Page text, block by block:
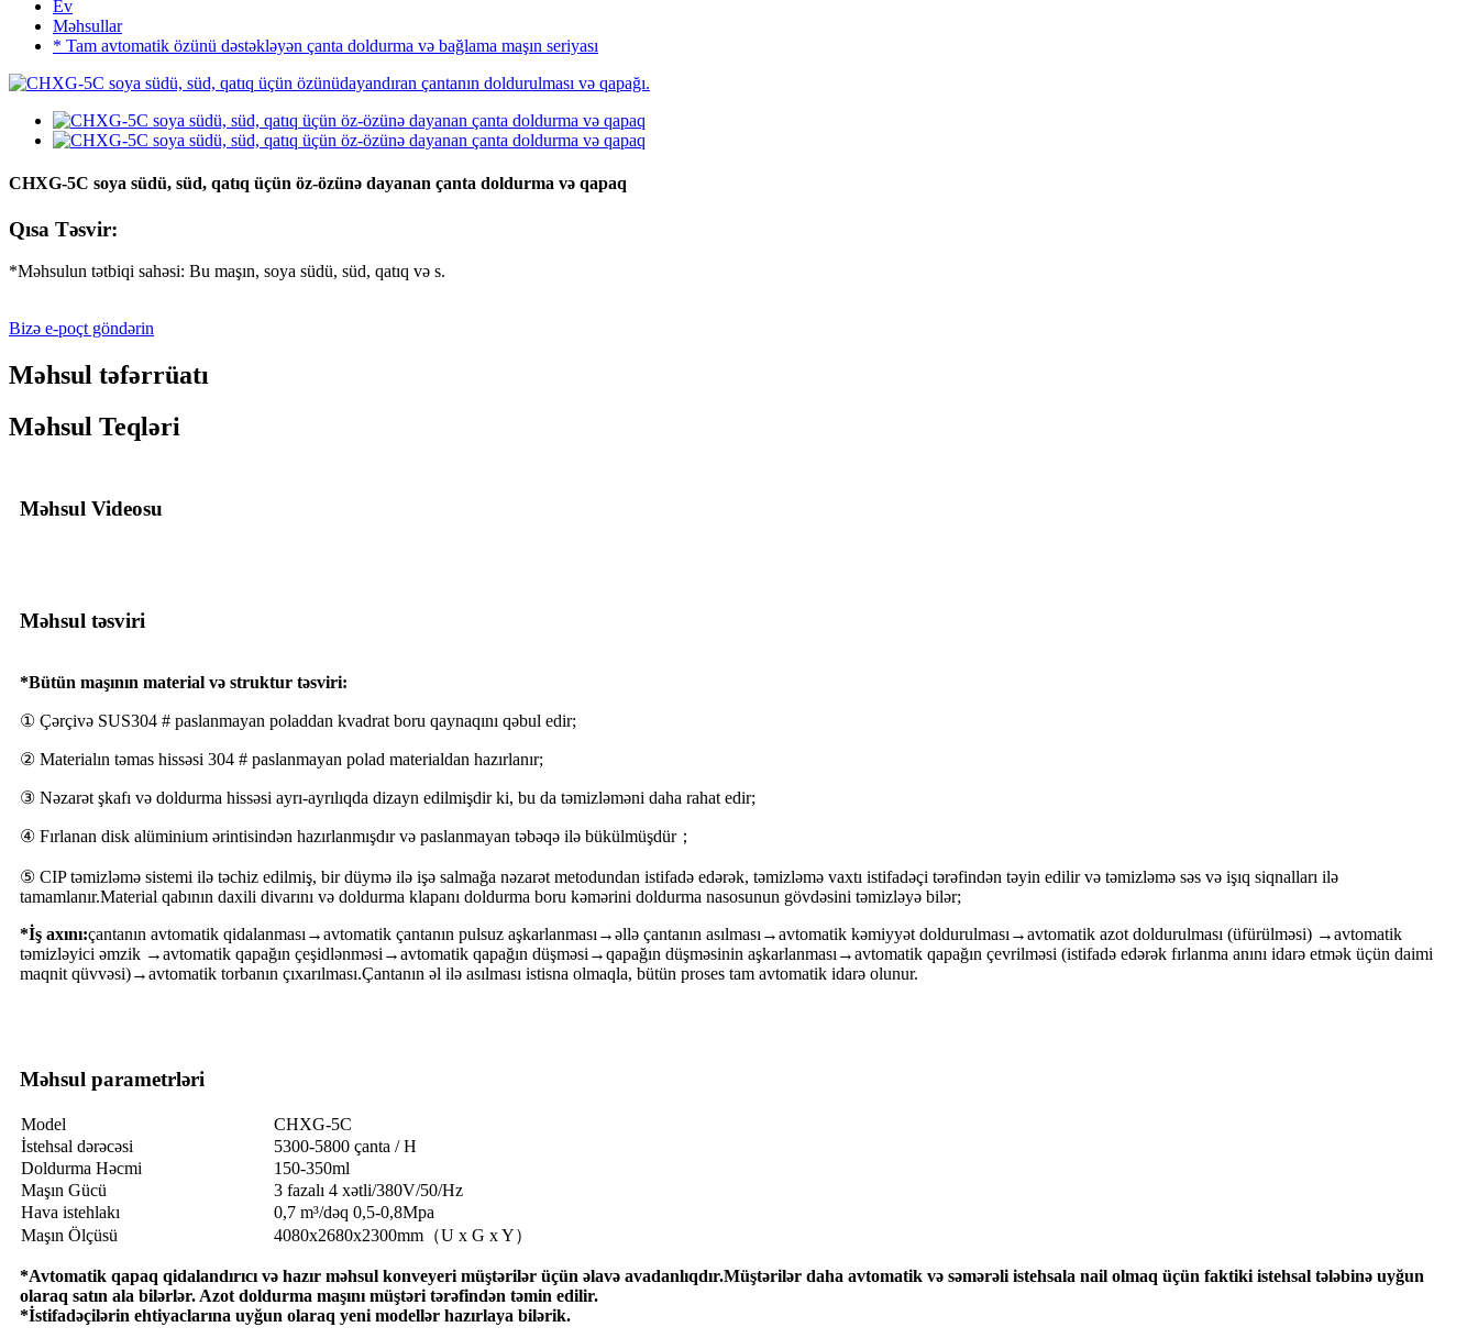
Ev
Məhsullar
* Tam avtomatik özünü dəstəkləyən çanta doldurma və bağlama maşın seriyası
CHXG-5C soya südü, süd, qatıq üçün öz-özünə dayanan çanta doldurma və qapaq
Qısa Təsvir:
*Məhsulun tətbiqi sahəsi: Bu maşın, soya südü, süd, qatıq və s.
Bizə e-poçt göndərin
Məhsul təfərrüatı
Məhsul Teqləri
Məhsul Videosu
Məhsul təsviri
*Bütün maşının material və struktur təsviri:
① Çərçivə SUS304 # paslanmayan poladdan kvadrat boru qaynaqını qəbul edir;
② Materialın təmas hissəsi 304 # paslanmayan polad materialdan hazırlanır;
③ Nəzarət şkafı və doldurma hissəsi ayrı-ayrılıqda dizayn edilmişdir ki, bu da təmizləməni daha rahat edir;
④ Fırlanan disk alüminium ərintisindən hazırlanmışdır və paslanmayan təbəqə ilə bükülmüşdür；
⑤ CIP təmizləmə sistemi ilə təchiz edilmiş, bir düymə ilə işə salmağa nəzarət metodundan istifadə edərək, təmizləmə vaxtı istifadəçi tərəfindən təyin edilir və təmizləmə səs və işıq siqnalları ilə
tamamlanır.Material qabının daxili divarını və doldurma klapanı doldurma boru kəmərini doldurma nasosunun gövdəsini təmizləyə bilər;
*İş axını:çantanın avtomatik qidalanması→avtomatik çantanın pulsuz aşkarlanması→əllə çantanın asılması→avtomatik kəmiyyət doldurulması→avtomatik azot doldurulması (üfürülməsi) →avtomatik
təmizləyici əmzik →avtomatik qapağın çeşidlənməsi→avtomatik qapağın düşməsi→qapağın düşməsinin aşkarlanması→avtomatik qapağın çevrilməsi (istifadə edərək fırlanma anını idarə etmək üçün daimi
maqnit qüvvəsi)→avtomatik torbanın çıxarılması.Çantanın əl ilə asılması istisna olmaqla, bütün proses tam avtomatik idarə olunur.
Məhsul parametrləri
Model
CHXG-5C
İstehsal dərəcəsi
5300-5800 çanta / H
Doldurma Həcmi
150-350ml
Maşın Gücü
3 fazalı 4 xətli/380V/50/Hz
Hava istehlakı
0,7 m³/dəq 0,5-0,8Mpa
Maşın Ölçüsü
4080x2680x2300mm（U x G x Y）
*Avtomatik qapaq qidalandırıcı və hazır məhsul konveyeri müştərilər üçün əlavə avadanlıqdır.Müştərilər daha avtomatik və səmərəli istehsala nail olmaq üçün faktiki istehsal tələbinə uyğun
olaraq satın ala bilərlər. Azot doldurma maşını müştəri tərəfindən təmin edilir.
*İstifadəçilərin ehtiyaclarına uyğun olaraq yeni modellər hazırlaya bilərik.